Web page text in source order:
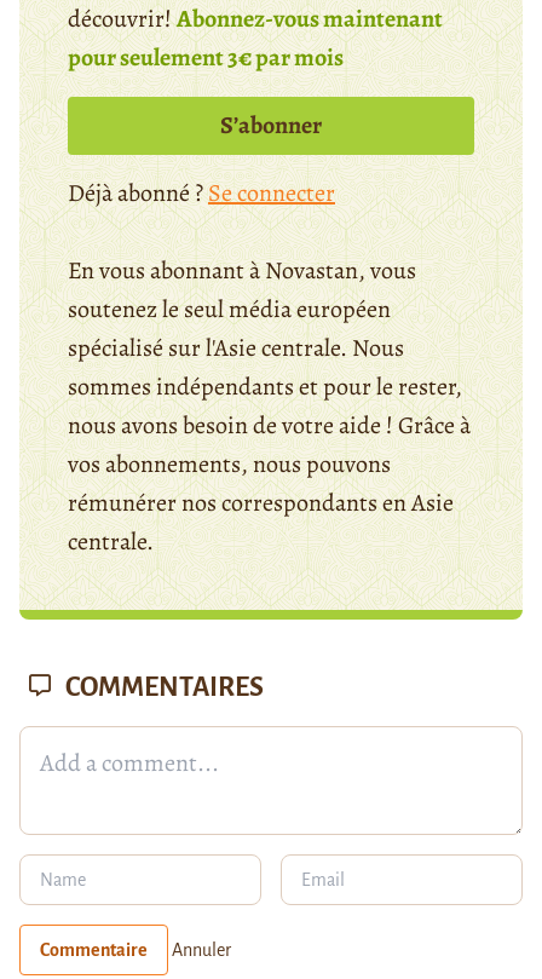
découvrir!Abonnez-vous maintenant
pour seulement 3€ par mois
S’abonner
Déjà abonné ?Se connecter
En vous abonnant à Novastan, vous
soutenez le seul média européen
spécialisé sur l'Asie centrale. Nous
sommes indépendants et pour le rester,
nous avons besoin de votre aide ! Grâce à
vos abonnements, nous pouvons
rémunérer nos correspondants en Asie
centrale.
COMMENTAIRES
Commentaire Annuler